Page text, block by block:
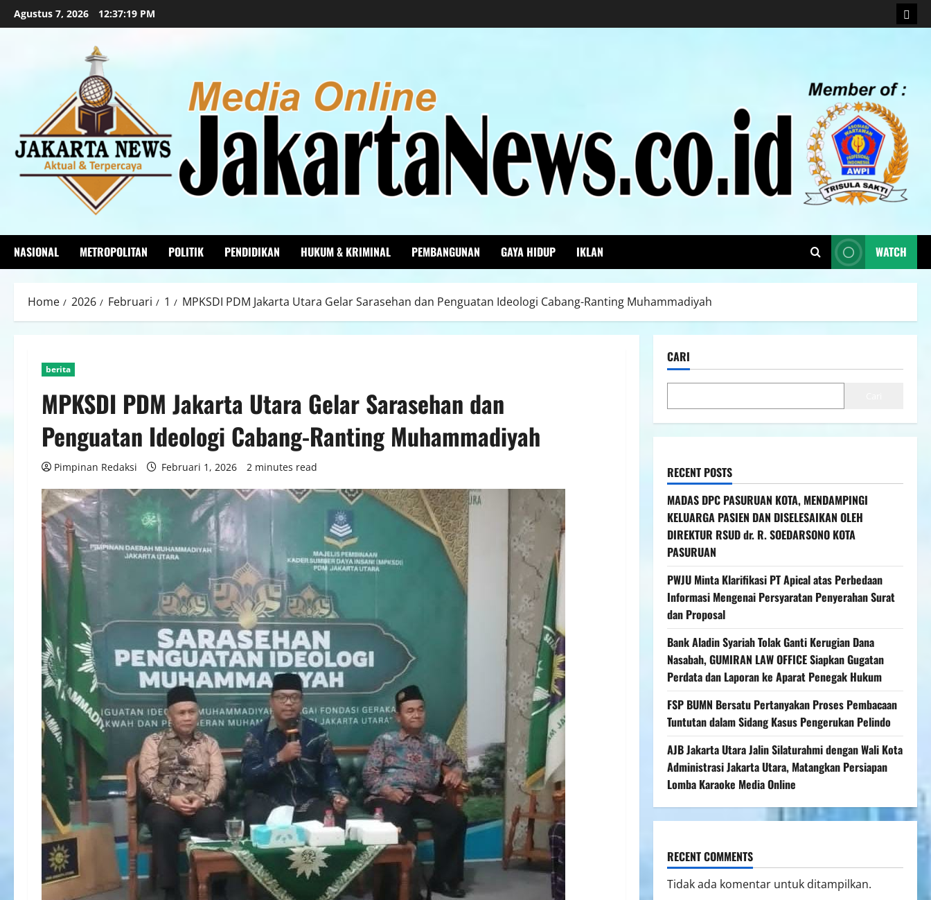
Agustus 7, 2026 12:37:20 PM
NASIONAL METROPOLITAN POLITIK PENDIDIKAN HUKUM & KRIMINAL PEMBANGUNAN GAYA HIDUP IKLAN WATCH
Home 2026 Februari 1 MPKSDI PDM Jakarta Utara Gelar Sarasehan dan Penguatan Ideologi Cabang-Ranting Muhammadiyah
berita
MPKSDI PDM Jakarta Utara Gelar Sarasehan dan
Penguatan Ideologi Cabang-Ranting Muhammadiyah
Pimpinan Redaksi Februari 1, 2026 2 minutes read
CARI
RECENT POSTS
MADAS DPC PASURUAN KOTA, MENDAMPINGI
KELUARGA PASIEN DAN DISELESAIKAN OLEH
DIREKTUR RSUD dr. R. SOEDARSONO KOTA
PASURUAN
PWJU Minta Klarifikasi PT Apical atas Perbedaan
Informasi Mengenai Persyaratan Penyerahan Surat
dan Proposal
Bank Aladin Syariah Tolak Ganti Kerugian Dana
Nasabah, GUMIRAN LAW OFFICE Siapkan Gugatan
Perdata dan Laporan ke Aparat Penegak Hukum
FSP BUMN Bersatu Pertanyakan Proses Pembacaan
Tuntutan dalam Sidang Kasus Pengerukan Pelindo
AJB Jakarta Utara Jalin Silaturahmi dengan Wali Kota
Administrasi Jakarta Utara, Matangkan Persiapan
Lomba Karaoke Media Online
RECENT COMMENTS
Tidak ada komentar untuk ditampilkan.